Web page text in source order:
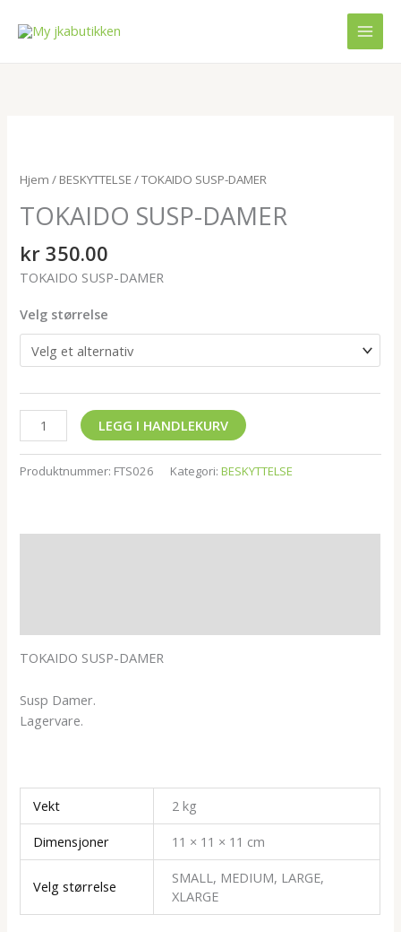
rett
Hjem / BESKYTTELSE / TOKAIDO SUSP-DAMER
TOKAIDO SUSP-DAMER
kr 350.00
TOKAIDO SUSP-DAMER
Velg størrelse
DAMER
LEGG I HANDLEKURV
Produktnummer: FTS026 Kategori:BESKYTTELSE
TOKAIDO SUSP-DAMER
Susp Damer.
Lagervare.
Vekt
2 kg
Dimensjoner
11 × 11 × 11 cm
Velg størrelse
SMALL, MEDIUM, LARGE,
XLARGE